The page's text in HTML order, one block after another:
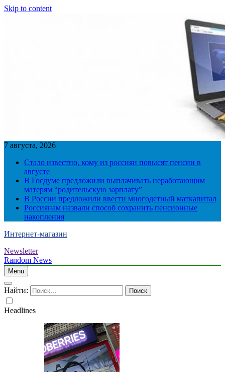
Skip to content
7 августа, 2026
Стало известно, кому из россиян повысят пенсии в
августе
В Госдуме предложили выплачивать неработающим
матерям “родительскую зарплату”
В России предложили ввести многодетный маткапитал
Россиянам назвали способ сохранить пенсионные
накопления
Интернет-магазин
Newsletter
Random News
Menu
Найти:
Headlines